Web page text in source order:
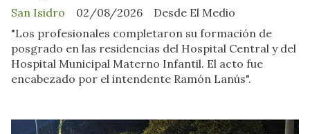
Desde El Medio
San Isidro
02/08/2026
"Los profesionales completaron su formación de
posgrado en las residencias del Hospital Central y del
Hospital Municipal Materno Infantil. El acto fue
encabezado por el intendente Ramón Lanús".